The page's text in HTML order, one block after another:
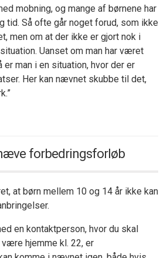
mobning, og mange af børnene har
tid. Så ofte går noget forud, som ikke
men om at der ikke er gjort nok i
Uanset om man har været
man i en situation, hvor der er
Her kan nævnet skubbe til det,
forbedringsforløb
at børn mellem 10 og 14 år ikke kan
en kontaktperson, hvor du skal
hjemme kl. 22, er